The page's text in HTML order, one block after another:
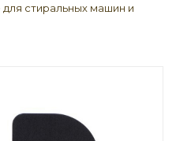
стиральных машин и